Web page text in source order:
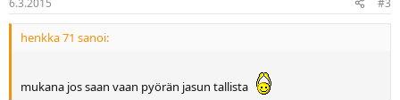
henkka 71 sanoi:
mukana jos saan vaan pyörän jasun tallista